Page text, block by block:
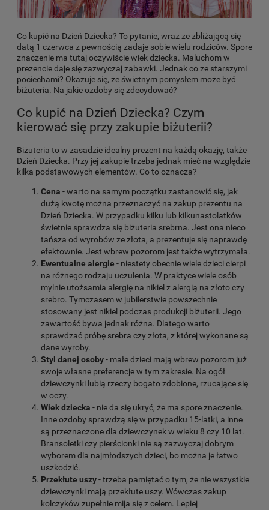
Co kupić na Dzień Dziecka? To pytanie, wraz ze zbliżającą się
datą 1 czerwca z pewnością zadaje sobie wielu rodziców. Spore
znaczenie ma tutaj oczywiście wiek dziecka. Maluchom w
prezencie daje się zazwyczaj zabawki. Jednak co ze starszymi
pociechami? Okazuje się, że świetnym pomysłem może być
biżuteria. Na jakie ozdoby się zdecydować?
Co kupić na Dzień Dziecka? Czym
kierować się przy zakupie biżuterii?
Biżuteria to w zasadzie idealny prezent na każdą okazję, także
Dzień Dziecka. Przy jej zakupie trzeba jednak mieć na względzie
kilka podstawowych elementów. Co to oznacza?
Cena - warto na samym początku zastanowić się, jak
dużą kwotę można przeznaczyć na zakup prezentu na
Dzień Dziecka. W przypadku kilku lub kilkunastolatków
świetnie sprawdza się biżuteria srebrna. Jest ona nieco
tańsza od wyrobów ze złota, a prezentuje się naprawdę
efektownie. Jest wbrew pozorom jest także wytrzymała.
Ewentualne alergie - niestety obecnie wiele dzieci cierpi
na różnego rodzaju uczulenia. W praktyce wiele osób
mylnie utożsamia alergię na nikiel z alergią na złoto czy
srebro. Tymczasem w jubilerstwie powszechnie
stosowany jest nikiel podczas produkcji biżuterii. Jego
zawartość bywa jednak różna. Dlatego warto
sprawdzać próbę srebra czy złota, z której wykonane są
dane wyroby.
Styl danej osoby- małe dzieci mają wbrew pozorom już
swoje własne preferencje w tym zakresie. Na ogół
dziewczynki lubią rzeczy bogato zdobione, rzucające się
w oczy.
Wiek dziecka - nie da się ukryć, że ma spore znaczenie.
Inne ozdoby sprawdzą się w przypadku 15-latki, a inne
są przeznaczone dla dziewczynek w wieku 8 czy 10 lat.
Bransoletki czy pierścionki nie są zazwyczaj dobrym
wyborem dla najmłodszych dzieci, bo można je łatwo
uszkodzić.
Przekłute uszy- trzeba pamiętać o tym, że nie wszystkie
dziewczynki mają przekłute uszy. Wówczas zakup
kolczyków zupełnie mija się z celem. Lepiej